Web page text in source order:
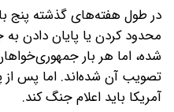
در طول هفته‌های گذشته پنج
محدود کردن یا پایان دادن
شده، اما هر بار
آمریکا باید اعلام جنگ کند.